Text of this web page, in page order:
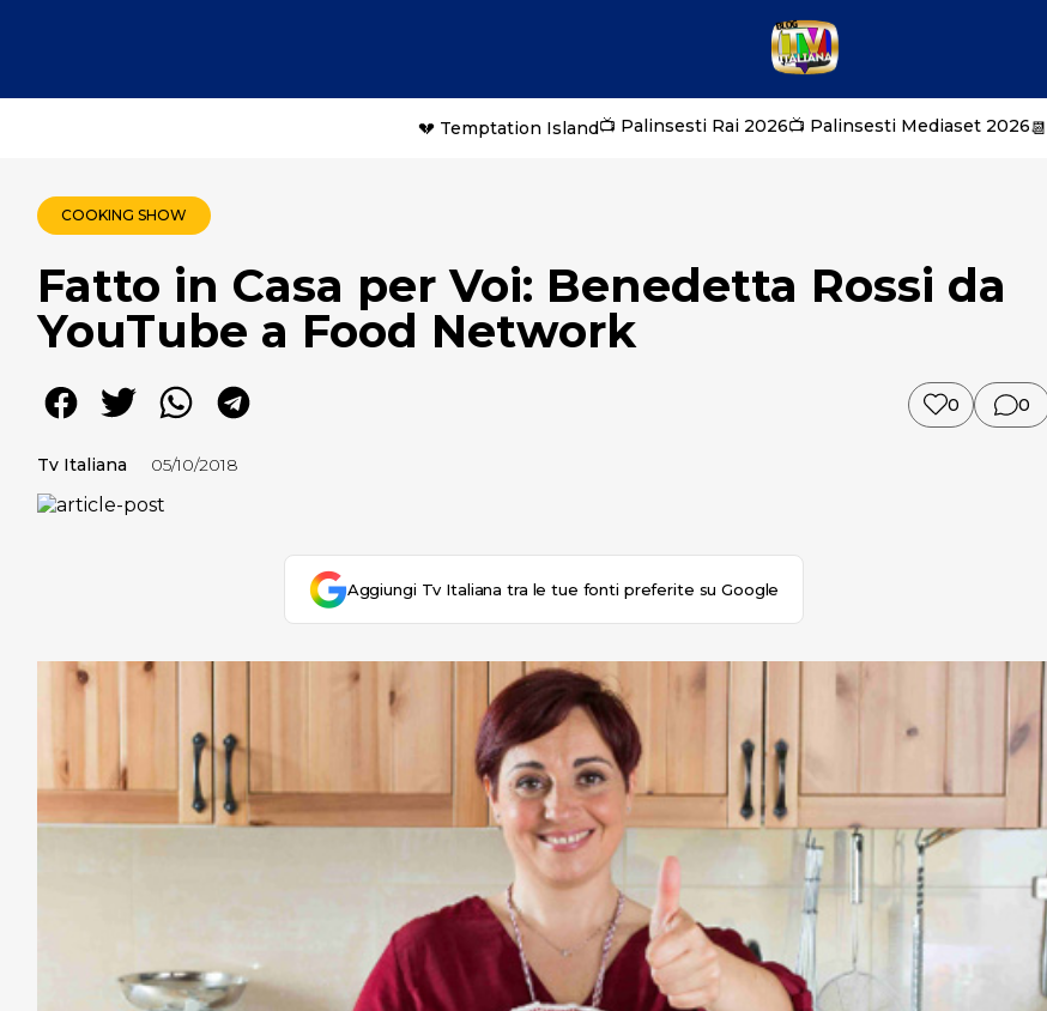
💔 Temptation Island📺 Palinsesti Rai 2026📺 Palinsesti Mediaset 2026
COOKING SHOW
Fatto in Casa per Voi: Benedetta Rossi da
YouTube a Food Network
0 0
Tv Italiana 05/10/2018
Aggiungi Tv Italiana tra le tue fonti preferite su Google